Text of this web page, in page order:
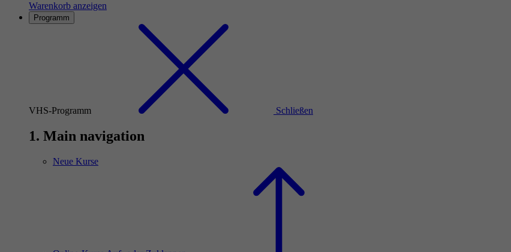
Warenkorb anzeigen
Programm
VHS-Programm Schließen
1. Main navigation
Neue Kurse